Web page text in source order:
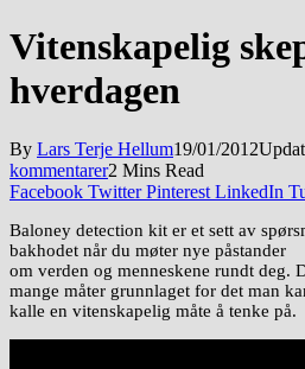
Vitenskapelig
hverdagen
By Lars Terje Hellum19/01/2012
kommentarer2 Mins Read
Facebook Twitter Pinterest LinkedIn
Baloney detection kit er et sett av
bakhodet når du møter nye påstander
om verden og menneskene rundt deg.
mange måter grunnlaget for det man
kalle en vitenskapelig måte å tenke på.